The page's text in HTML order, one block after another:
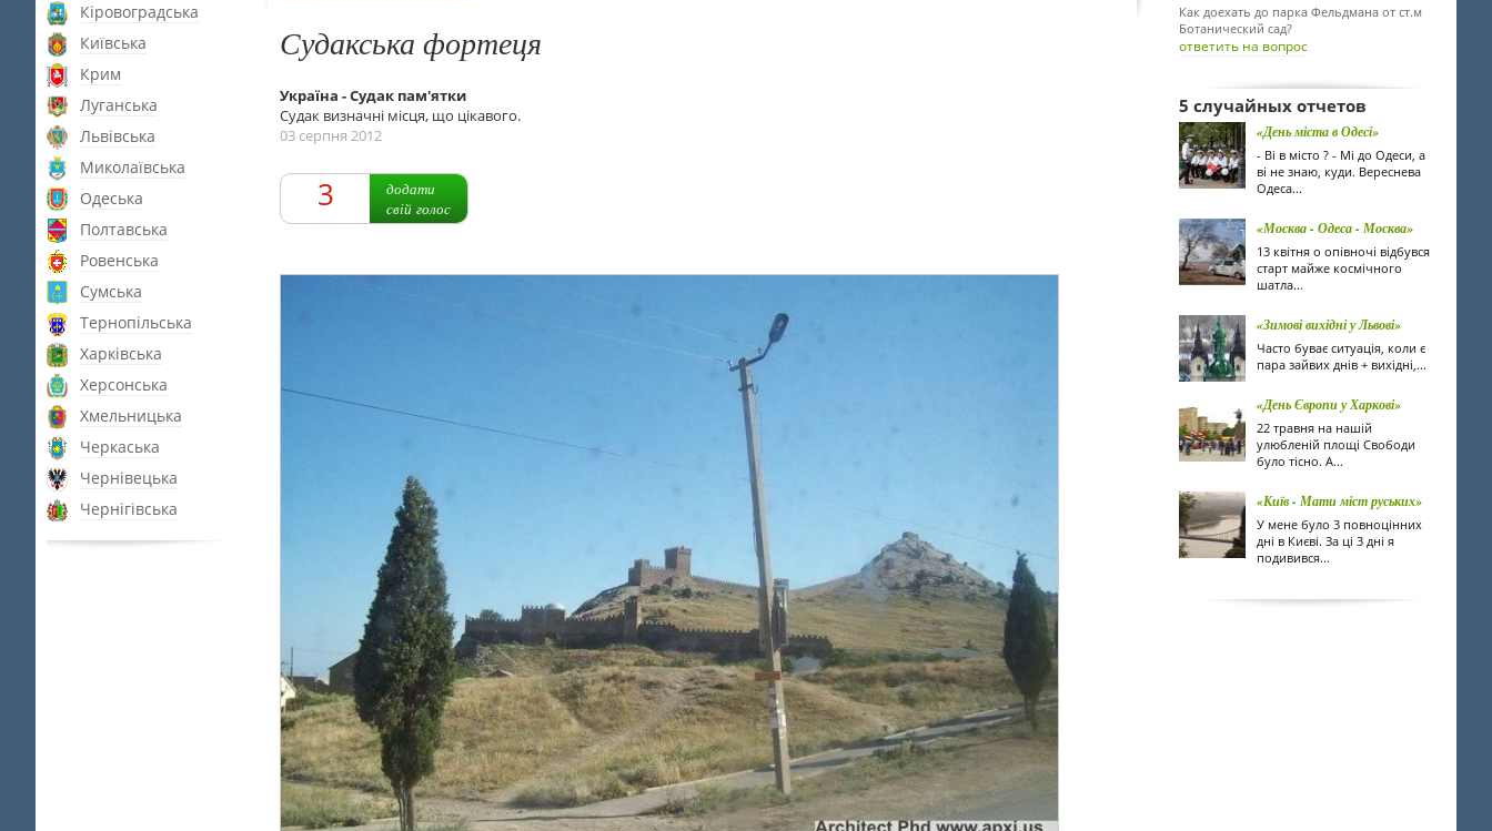
Кіровоградська
Київська
Крим
Луганська
Львівська
Миколаївська
Одеська
Полтавська
Ровенська
Сумська
Тернопільська
Харківська
Херсонська
Хмельницька
Черкаська
Чернівецька
Чернігівська
Судакська фортеця
Україна - Судак пам'ятки
Судак визначні місця, що цікавого.
03 серпня 2012
3
додати
свій голос
Как доехать до парка Фельдмана от ст.м
Ботанический сад?
ответить на вопрос
5 случайных отчетов
«День міста в Одесі»
- Ві в місто ? - Мі до Одеси, а
ві не знаю, куди. Вереснева
Одеса...
«Москва - Одеса - Москва»
13 квітня о опівночі відбувся
старт майже космічного
шатла...
«Зимові вихідні у Львові»
Часто буває ситуація, коли є
пара зайвих днів + вихідні,...
«День Європи у Харкові»
22 травня на нашій
улюбленій площі Свободи
було тісно. А...
«Київ - Мати міст руських»
У мене було 3 повноцінних
дні в Києві. За ці 3 дні я
подивився...